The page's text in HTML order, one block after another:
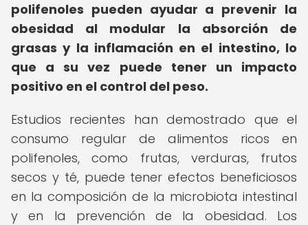
polifenoles pueden ayudar a prevenir la
obesidad al modular la absorción de
grasas y la inflamación en el intestino, lo
que a su vez puede tener un impacto
positivo en el control del peso.
Estudios recientes han demostrado que el
consumo regular de alimentos ricos en
polifenoles, como frutas, verduras, frutos
secos y té, puede tener efectos beneficiosos
en la composición de la microbiota intestinal
y en la prevención de la obesidad. Los